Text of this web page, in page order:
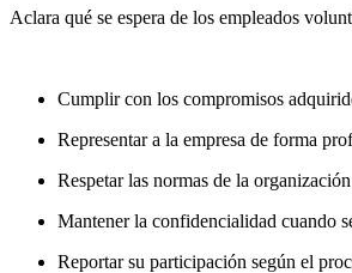
Aclara qué se espera de los empleados
Cumplir con los compromisos
Representar a la empresa de forma
Respetar las normas de la
Mantener la confidencialidad cuando
Reportar su participación según el